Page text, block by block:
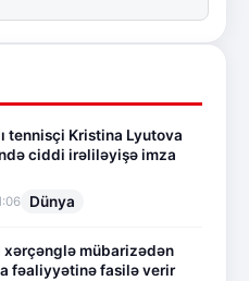
tennisçi Kristina Lyutova
ciddi irəliləyişə imza
Dünya
xərçənglə mübarizədən
fəaliyyətinə fasilə verir